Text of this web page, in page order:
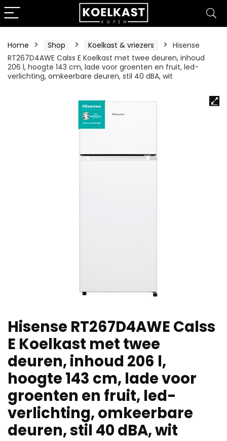
Home Shop Koelkast & vriezers
Hisense
RT267D4AWE Calss E Koelkast met twee deuren, inhoud
206 l, hoogte 143 cm, lade voor groenten en fruit, led-
verlichting, omkeerbare deuren, stil 40 dBA, wit
Hisense RT267D4AWE Calss
E Koelkast met twee
deuren, inhoud 206 l,
hoogte 143 cm, lade voor
groenten en fruit, led-
verlichting, omkeerbare
deuren, stil 40 dBA, wit